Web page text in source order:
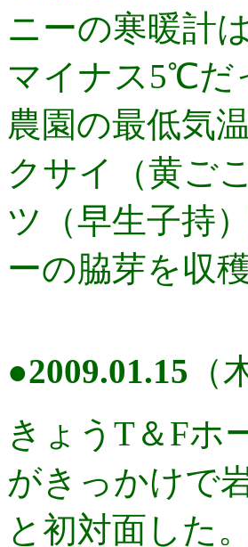
ニーの寒暖計
マイナス5℃だ
農園の最低気
クサイ（黄ご
ツ（早生子持
ーの脇芽を収
●2009.01.15
きょうT＆Fホ
がきっかけで
と初対面した